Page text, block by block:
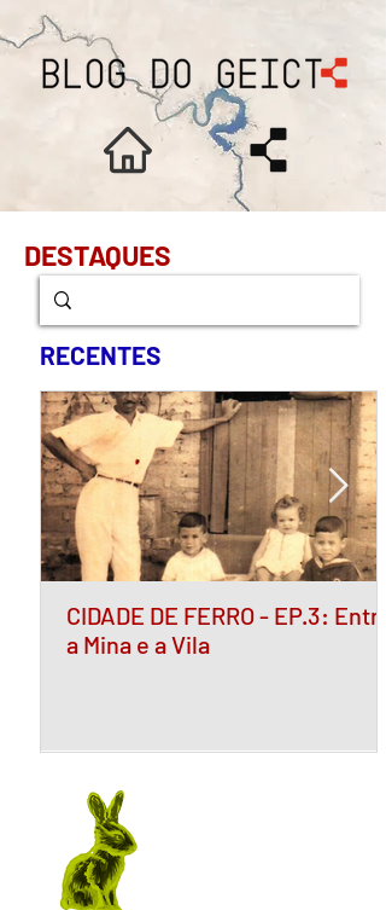
DESTAQUES
RECENTES
CIDADE DE FERRO - EP.3: Entre
a Mina e a Vila